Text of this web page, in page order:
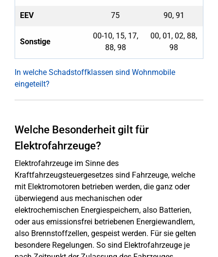
EEV 75 90, 91
Sonstige
00-10, 15, 17,
88, 98
00, 01, 02, 88,
98
In welche Schadstoffklassen sind Wohnmobile
eingeteilt?
Welche Besonderheit gilt für
Elektrofahrzeuge?
Elektrofahrzeuge im Sinne des
Kraftfahrzeugsteuergesetzes sind Fahrzeuge, welche
mit Elektromotoren betrieben werden, die ganz oder
überwiegend aus mechanischen oder
elektrochemischen Energiespeichern, also Batterien,
oder aus emissionsfrei betriebenen Energiewandlern,
also Brennstoffzellen, gespeist werden. Für sie gelten
besondere Regelungen. So sind Elektrofahrzeuge je